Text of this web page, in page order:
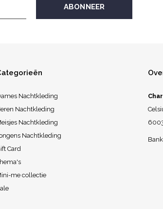
Nachtkleding
Nachtkleding
Nachtkleding
Nachtkleding
Card
me collectie